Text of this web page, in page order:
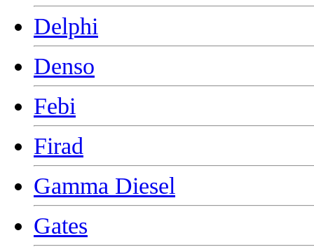
Delphi
Denso
Febi
Firad
Gamma Diesel
Gates